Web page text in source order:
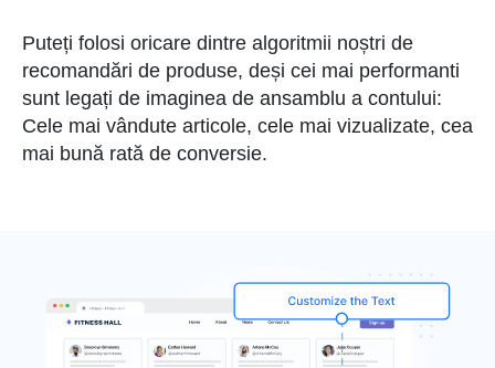
Puteți folosi oricare dintre algoritmii noștri de
recomandări de produse, deși cei mai performanti
sunt legați de imaginea de ansamblu a contului:
Cele mai vândute articole, cele mai vizualizate, cea
mai bună rată de conversie.